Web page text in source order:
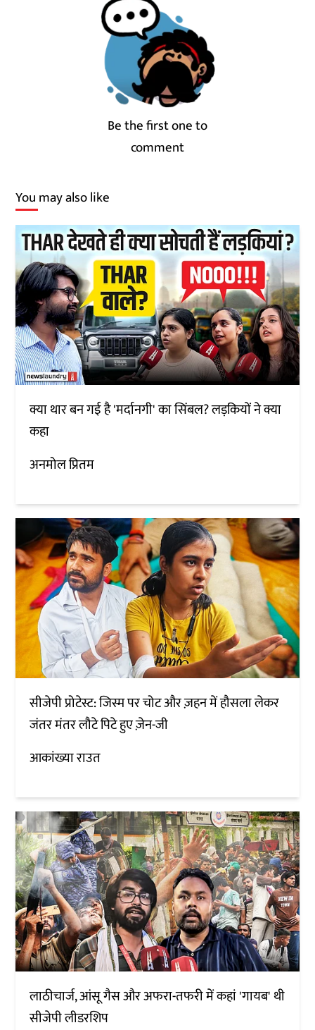
Be the first one to
comment
You may also like
क्या थार बन गई है 'मर्दानगी' का सिंबल? लड़कियों ने क्या
कहा
अनमोल प्रितम
सीजेपी प्रोटेस्ट: जिस्म पर चोट और ज़हन में हौसला लेकर
जंतर मंतर लौटे पिटे हुए ज़ेन-जी
आकांख्या राउत
लाठीचार्ज, आंसू गैस और अफरा-तफरी में कहां 'गायब' थी
सीजेपी लीडरशिप